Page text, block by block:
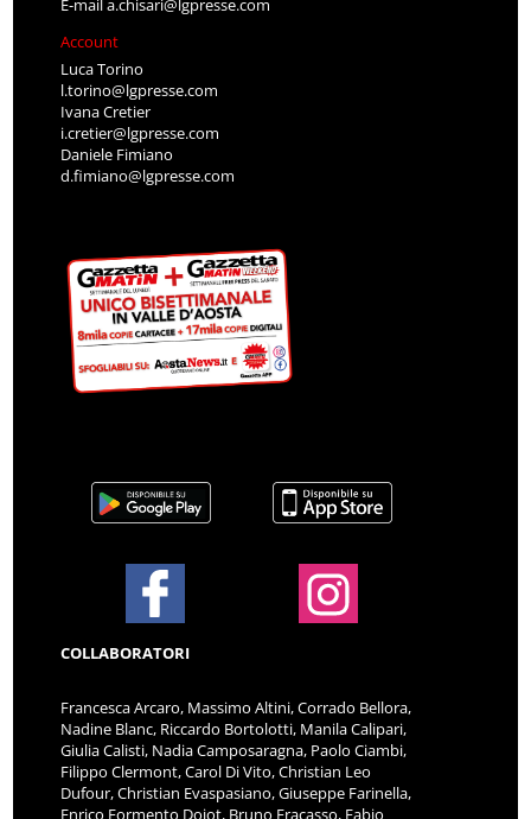
Account
Luca Torino
l.torino@lgpresse.com
Ivana Cretier
i.cretier@lgpresse.com
Daniele Fimiano
d.fimiano@lgpresse.com
COLLABORATORI
Francesca Arcaro, Massimo Altini, Corrado Bellora,
Nadine Blanc, Riccardo Bortolotti, Manila Calipari,
Giulia Calisti, Nadia Camposaragna, Paolo Ciambi,
Filippo Clermont, Carol Di Vito, Christian Leo
Dufour, Christian Evaspasiano, Giuseppe Farinella,
Enrico Formento Dojot, Bruno Fracasso, Fabio